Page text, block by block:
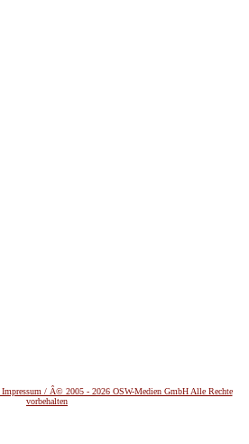
Impressum / Â© 2005 - 2026 OSW-Medien GmbH Alle Rechte
vorbehalten